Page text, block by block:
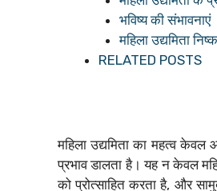
भविष्य की संभावनाएं
महिला उद्यमिता
RELATED POSTS
महिला उद्यमिता का महत्व केवल
प्रभाव डालता है। यह न केवल
को प्रोत्साहित करता है, और